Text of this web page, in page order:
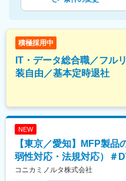
積極採用中
IT・データ総合職／フル
装自由／基本定時退社
NEW
【東京／愛知】MFP製
弱性対応・法規対応）＃
コニカミノルタ株式会社